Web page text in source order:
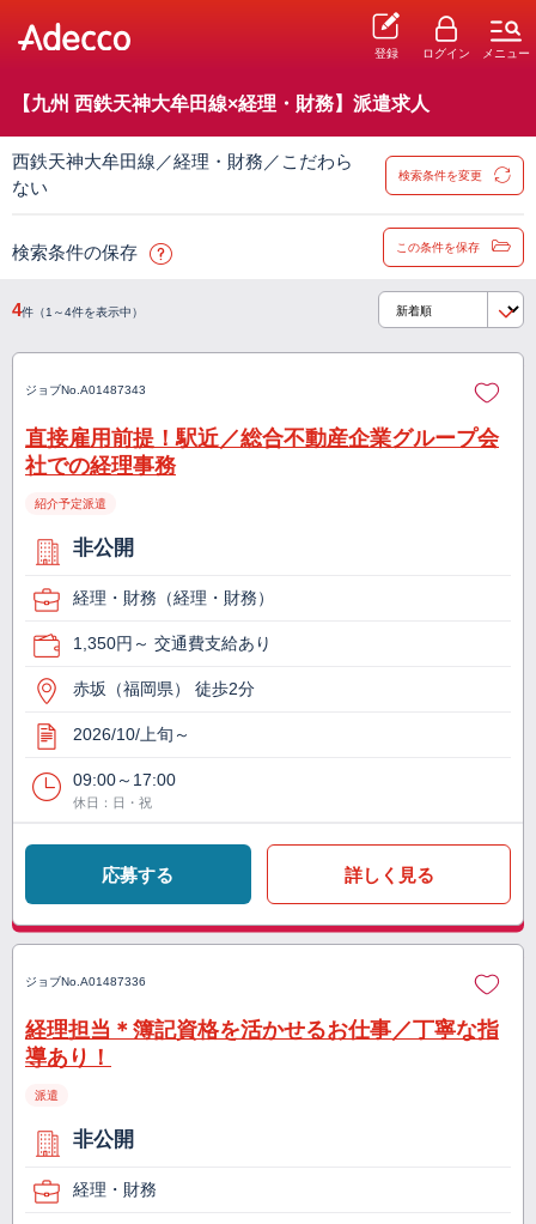
登録 ログイン メニュー
【九州 西鉄天神大牟田線×経理・財務】派遣求人
西鉄天神大牟田線／経理・財務／こだわら
ない
検索条件を変更
検索条件の保存 この条件を保存
4件（1～4件を表示中）
ジョブNo. A01487343
直接雇用前提！駅近／総合不動産企業グループ会
社での経理事務
紹介予定派遣
非公開
経理・財務（経理・財務）
1,350円～ 交通費支給あり
赤坂（福岡県） 徒歩2分
2026/10/上旬～
09:00～17:00
休日：日・祝
応募する 詳しく見る
ジョブNo. A01487336
経理担当＊簿記資格を活かせるお仕事／丁寧な指
導あり！
派遣
非公開
経理・財務